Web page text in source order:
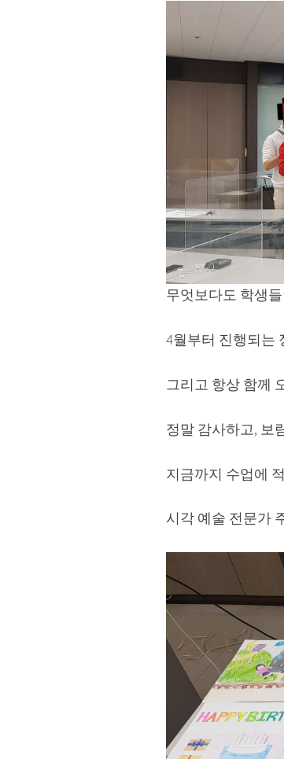
무엇보다도 학생
4월부터 진행되는
그리고 항상 함께
정말 감사하고, 보
지금까지 수업에
시각 예술 전문가